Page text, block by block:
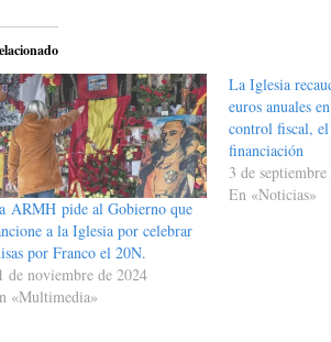
ARMH pide al Gobierno que
a la Iglesia por celebrar
por Franco el 20N.
de noviembre de 2024
«Multimedia»
La Iglesia
euros anuales
control fiscal,
financiación
3 de
En «Noticias»